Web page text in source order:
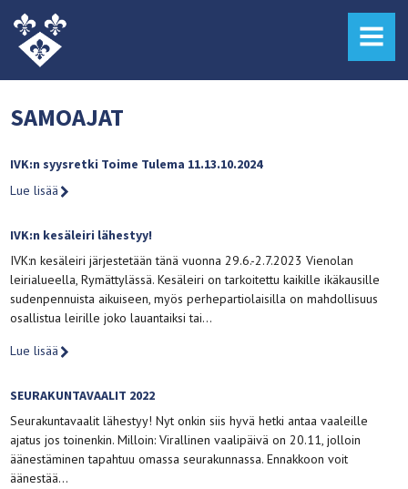
MENU
SAMOAJAT
IVK:n syysretki Toime Tulema 11.13.10.2024
Lue lisää
IVK:n kesäleiri lähestyy!
IVK:n kesäleiri järjestetään tänä vuonna 29.6.-2.7.2023 Vienolan
leirialueella, Rymättylässä. Kesäleiri on tarkoitettu kaikille ikäkausille
sudenpennuista aikuiseen, myös perhepartiolaisilla on mahdollisuus
osallistua leirille joko lauantaiksi tai…
Lue lisää
SEURAKUNTAVAALIT 2022
Seurakuntavaalit lähestyy! Nyt onkin siis hyvä hetki antaa vaaleille
ajatus jos toinenkin. Milloin: Virallinen vaalipäivä on 20.11, jolloin
äänestäminen tapahtuu omassa seurakunnassa. Ennakkoon voit
äänestää…